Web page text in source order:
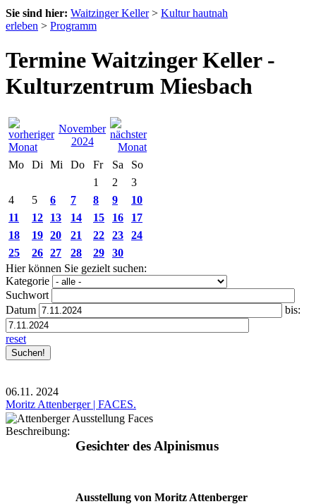
Sie sind hier: Waitzinger Keller> Kultur hautnah
erleben > Programm
Termine Waitzinger Keller -
Kulturzentrum Miesbach
November
2024
Mo
Di Mi Do Fr Sa
So
1
2
3
4
5 6 7 8 9
10
11
12 13 14 15 16
17
18
19 20 21 22 23
24
25
26 27 28 29
30
Hier können Sie gezielt suchen:
Kategorie
Suchwort
Datum
bis:
reset
06.11. 2024
Moritz Attenberger | FACES.
Beschreibung:
Gesichter des Alpinismus
Ausstellung von Moritz Attenberger